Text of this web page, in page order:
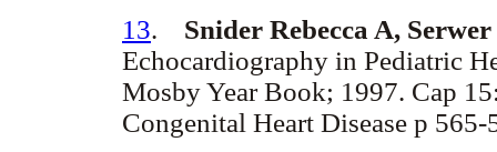
13. Snider Rebecca A,
Echocardiography in Pediatric
Mosby Year Book; 1997. Cap
Congenital Heart Disease p 565-